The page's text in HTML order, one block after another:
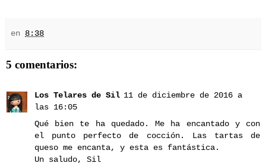
en 8:38
5 comentarios:
Los Telares de Sil 11 de diciembre de 2016 a
las 16:05
Qué bien te ha quedado. Me ha encantado y con
el punto perfecto de cocción. Las tartas de
queso me encanta, y esta es fantástica.
Un saludo, Sil